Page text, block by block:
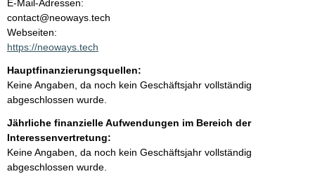
t
n
t
a
t
i
n
f
o
r
m
E-Mail-Adressen:
contact@neoways.tech
Webseiten:
https://neoways.tech
Hauptfinanzierungsquellen:
Keine Angaben, da noch kein Geschäftsjahr vollständig
abgeschlossen wurde.
Jährliche finanzielle Aufwendungen im Bereich der
Interessenvertretung:
Keine Angaben, da noch kein Geschäftsjahr vollständig
abgeschlossen wurde.